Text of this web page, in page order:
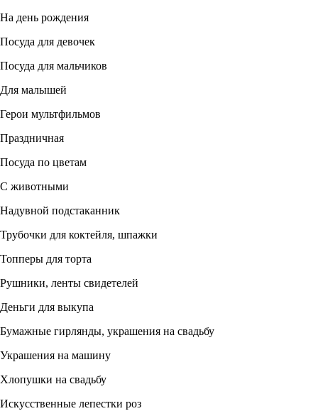
На день рождения
Посуда для девочек
Посуда для мальчиков
Для малышей
Герои мультфильмов
Праздничная
Посуда по цветам
С животными
Надувной подстаканник
Трубочки для коктейля, шпажки
Топперы для торта
Рушники, ленты свидетелей
Деньги для выкупа
Бумажные гирлянды, украшения на свадьбу
Украшения на машину
Хлопушки на свадьбу
Искусственные лепестки роз